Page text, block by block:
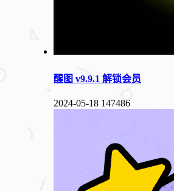
醒图 v9.9.1 解锁会员
2024-05-18 147486